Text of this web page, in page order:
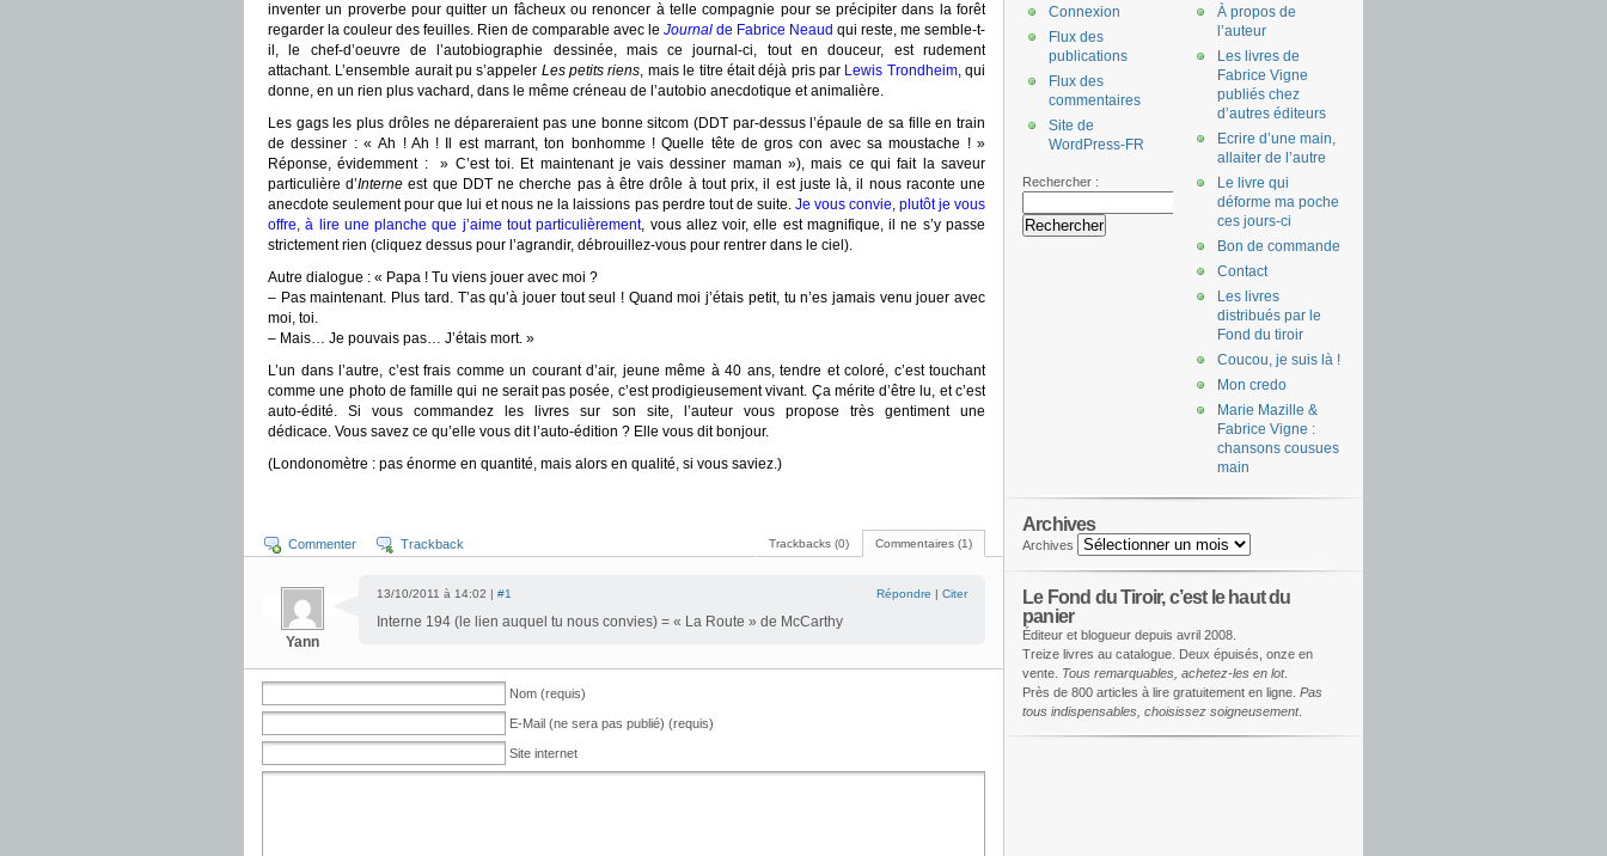
inventer un proverbe pour quitter un fâcheux ou renoncer à telle compagnie pour se précipiter dans la forêt
regarder la couleur des feuilles. Rien de comparable avec le Journal de Fabrice Neaud qui reste, me semble-t-
il, le chef-d’oeuvre de l’autobiographie dessinée, mais ce journal-ci, tout en douceur, est rudement
attachant. L’ensemble aurait pu s’appeler Les petits riens, mais le titre était déjà pris par Lewis Trondheim, qui
donne, en un rien plus vachard, dans le même créneau de l’autobio anecdotique et animalière.
Les gags les plus drôles ne dépareraient pas une bonne sitcom (DDT par-dessus l’épaule de sa fille en train
de dessiner : « Ah ! Ah ! Il est marrant, ton bonhomme ! Quelle tête de gros con avec sa moustache ! »
Réponse, évidemment : » C’est toi. Et maintenant je vais dessiner maman »), mais ce qui fait la saveur
particulière d’Interne est que DDT ne cherche pas à être drôle à tout prix, il est juste là, il nous raconte une
anecdote seulement pour que lui et nous ne la laissions pas perdre tout de suite. Je vous convie, plutôt je vous
offre, à lire une planche que j’aime tout particulièrement, vous allez voir, elle est magnifique, il ne s’y passe
strictement rien (cliquez dessus pour l’agrandir, débrouillez-vous pour rentrer dans le ciel).
Autre dialogue : « Papa ! Tu viens jouer avec moi ?
– Pas maintenant. Plus tard. T’as qu’à jouer tout seul ! Quand moi j’étais petit, tu n’es jamais venu jouer avec
moi, toi.
– Mais… Je pouvais pas… J’étais mort. »
L’un dans l’autre, c’est frais comme un courant d’air, jeune même à 40 ans, tendre et coloré, c’est touchant
comme une photo de famille qui ne serait pas posée, c’est prodigieusement vivant. Ça mérite d’être lu, et c’est
auto-édité. Si vous commandez les livres sur son site, l’auteur vous propose très gentiment une
dédicace. Vous savez ce qu’elle vous dit l’auto-édition ? Elle vous dit bonjour.
(Londonomètre : pas énorme en quantité, mais alors en qualité, si vous saviez.)
Commentaires (1)
Trackbacks (0)
Commenter Trackback
Yann
13/10/2011 à 14:02 | #1 Répondre | Citer
Interne 194 (le lien auquel tu nous convies) = « La Route » de McCarthy
Nom (requis)
E-Mail (ne sera pas publié) (requis)
Site internet
À propos de
l’auteur
Les livres de
Fabrice Vigne
publiés chez
d’autres éditeurs
Ecrire d’une main,
allaiter de l’autre
Le livre qui
déforme ma poche
ces jours-ci
Bon de commande
Contact
Les livres
distribués par le
Fond du tiroir
Coucou, je suis là !
Mon credo
Marie Mazille &
Fabrice Vigne :
chansons cousues
main
Connexion
Flux des
publications
Flux des
commentaires
Site de
WordPress-FR
Rechercher :
Archives
Archives
Le Fond du Tiroir, c’est le haut du
panier
Éditeur et blogueur depuis avril 2008.
Treize livres au catalogue. Deux épuisés, onze en
vente. Tous remarquables, achetez-les en lot.
Près de 800 articles à lire gratuitement en ligne. Pas
tous indispensables, choisissez soigneusement.